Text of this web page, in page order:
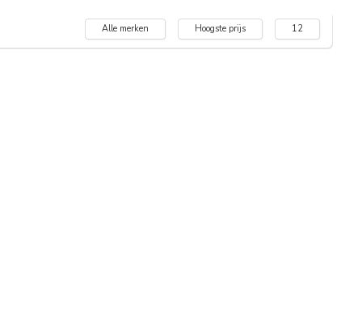
Alle merken Hoogste prijs 12